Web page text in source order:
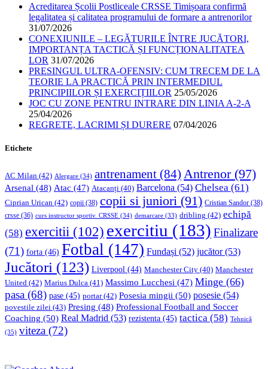
Acreditarea Școlii Postliceale CRSSE Timișoara confirmă
legalitatea și calitatea programului de formare a antrenorilor
31/07/2026
CONEXIUNILE – LEGĂTURILE ÎNTRE JUCĂTORI,
IMPORTANȚA TACTICĂ ȘI FUNCȚIONALITATEA
LOR 31/07/2026
PRESINGUL ULTRA-OFENSIV: CUM TRECEM DE LA
TEORIE LA PRACTICĂ PRIN INTERMEDIUL
PRINCIPIILOR ȘI EXERCIȚIILOR 25/05/2026
JOC CU ZONE PENTRU INTRARE DIN LINIA A-2-A
25/04/2026
REGRETE, LACRIMI ȘI DURERE 07/04/2026
Etichete
AC Milan (42) Alergare (34) antrenament (84) Antrenor(97)
Arsenal (48) Atac (47) Atacanți (40) Barcelona (54) Chelsea (61)
Ciprian Urican (42) copii (38) copii si juniori (91) Cristian Sandor (38)
crsse (36) curs instructor sportiv. CRSSE (34) demarcare (33) dribling (42) echipă
(58) exercitii (102) exercitiu (183) Finalizare
(71) forta (46) Fotbal (147) Fundași (52) jucător(53)
Jucători (123) Liverpool (44) Manchester City (40) Manchester
United (42) Marius Dulca (41) Massimo Lucchesi (47) Minge (66)
pasa (68) pase (45) portar(42) Posesia mingii (50) posesie (54)
povestile zilei (43) Presing (48) Professional Football and Soccer
Coaching (50) Real Madrid (53) rezistenta (45) tactica (58) Tehnică
(35) viteza (72)